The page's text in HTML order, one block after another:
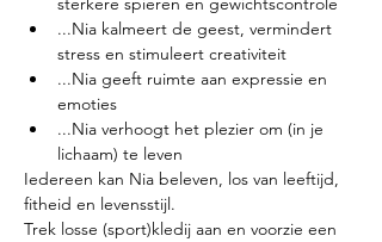
...Nia kalmeert de geest, vermindert
stress en stimuleert creativiteit
...Nia geeft ruimte aan expressie en
emoties
...Nia verhoogt het plezier om (in je
lichaam) te leven
Iedereen kan Nia beleven, los van leeftijd,
fitheid en levensstijl.
Trek losse (sport)kledij aan en voorzie een